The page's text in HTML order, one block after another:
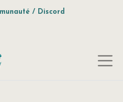
/ Discord